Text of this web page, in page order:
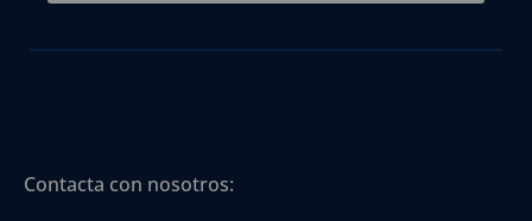
Contacta con nosotros: